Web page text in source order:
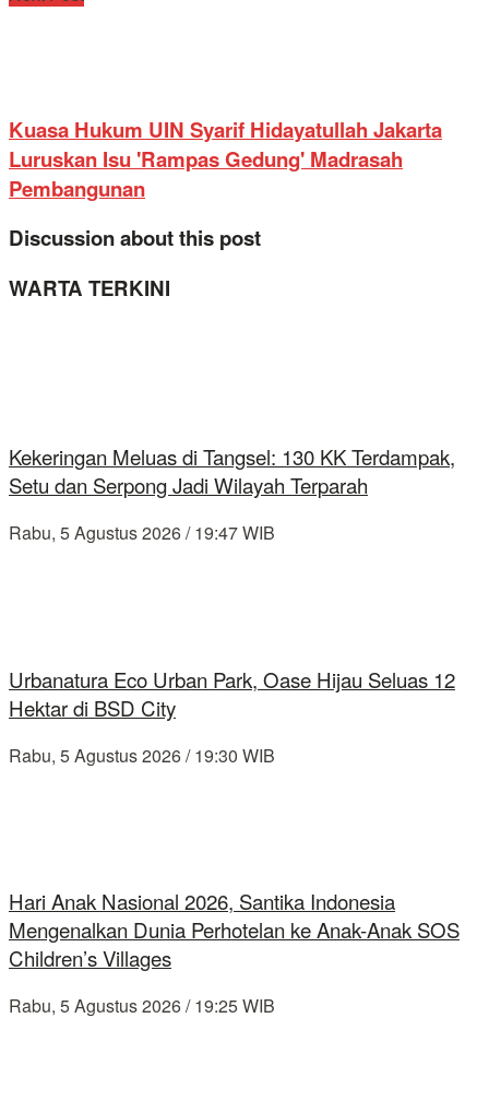
Kuasa Hukum UIN Syarif Hidayatullah Jakarta
Luruskan Isu 'Rampas Gedung' Madrasah
Pembangunan
Discussion about this post
WARTA TERKINI
Kekeringan Meluas di Tangsel: 130 KK Terdampak,
Setu dan Serpong Jadi Wilayah Terparah
Rabu, 5 Agustus 2026 / 19:47 WIB
Urbanatura Eco Urban Park, Oase Hijau Seluas 12
Hektar di BSD City
Rabu, 5 Agustus 2026 / 19:30 WIB
Hari Anak Nasional 2026, Santika Indonesia
Mengenalkan Dunia Perhotelan ke Anak-Anak SOS
Children’s Villages
Rabu, 5 Agustus 2026 / 19:25 WIB